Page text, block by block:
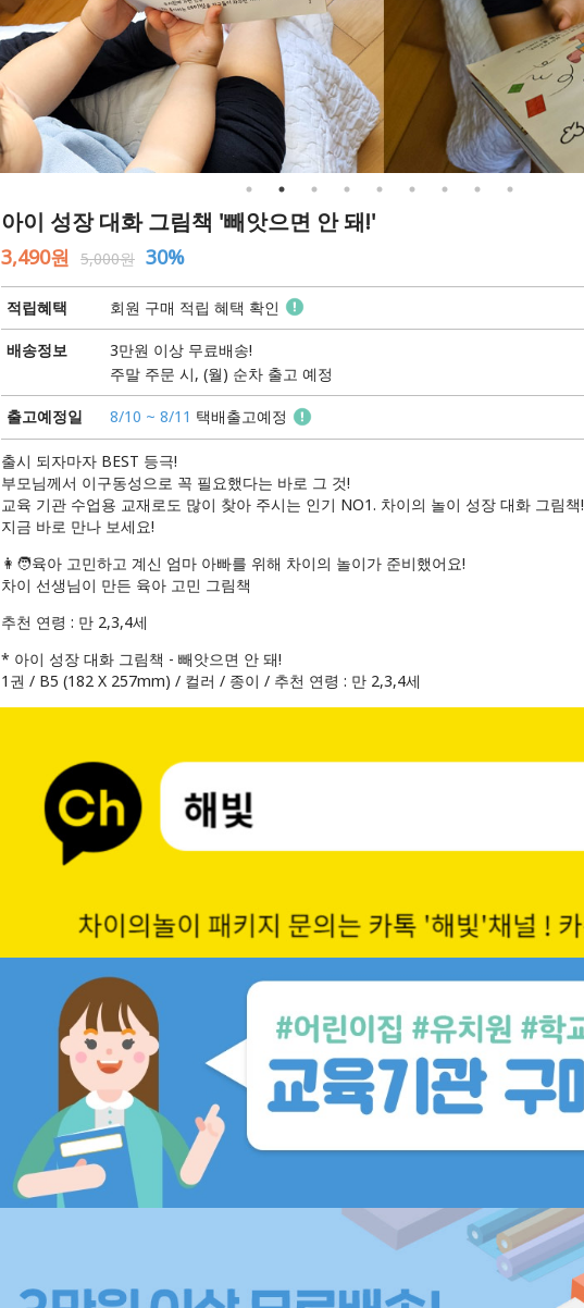
아이 성장 대화 그림책 '빼앗으면 안 돼!'
3,490원 5,000원 30%
적립혜택 회원 구매 적립 혜택 확인
배송정보
3만원 이상 무료배송!
주말 주문 시, (월) 순차 출고 예정
출고예정일 8/10 ~ 8/11 택배출고예정
출시 되자마자 BEST 등극!
부모님께서 이구동성으로 꼭 필요했다는 바로 그 것!
교육 기관 수업용 교재로도 많이 찾아 주시는 인기 NO1. 차이의 놀이 성장 대화 그림책!
지금 바로 만나 보세요!
👩🧑육아 고민하고 계신 엄마 아빠를 위해 차이의 놀이가 준비했어요!
차이 선생님이 만든 육아 고민 그림책
추천 연령 : 만 2,3,4세
* 아이 성장 대화 그림책 - 빼앗으면 안 돼!
1권 / B5 (182 X 257mm) / 컬러 / 종이 / 추천 연령 : 만 2,3,4세